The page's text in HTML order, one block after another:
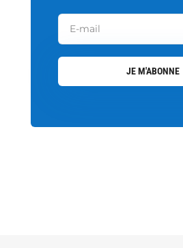
JE M'ABONNE